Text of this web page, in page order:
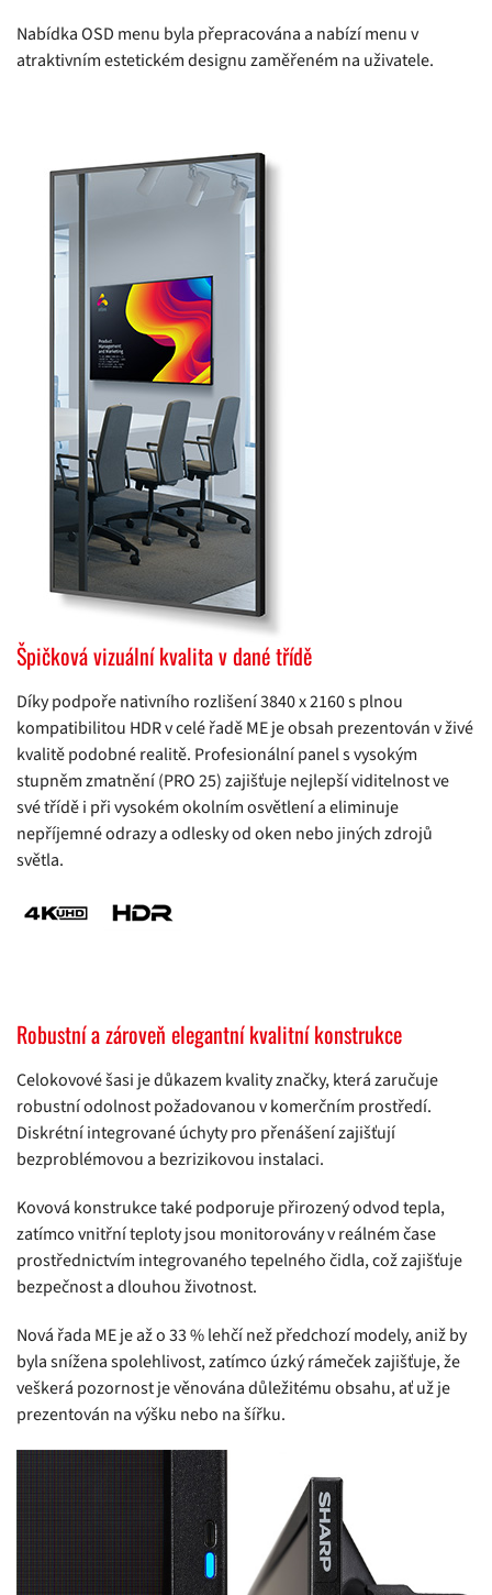
Nabídka OSD menu byla přepracována a nabízí menu v
atraktivním estetickém designu zaměřeném na uživatele.
Špičková vizuální kvalita v dané třídě
Díky podpoře nativního rozlišení 3840 x 2160 s plnou
kompatibilitou HDR v celé řadě ME je obsah prezentován v živé
kvalitě podobné realitě. Profesionální panel s vysokým
stupněm zmatnění (PRO 25) zajišťuje nejlepší viditelnost ve
své třídě i při vysokém okolním osvětlení a eliminuje
nepříjemné odrazy a odlesky od oken nebo jiných zdrojů
světla.
Robustní a zároveň elegantní kvalitní konstrukce
Celokovové šasi je důkazem kvality značky, která zaručuje
robustní odolnost požadovanou v komerčním prostředí.
Diskrétní integrované úchyty pro přenášení zajišťují
bezproblémovou a bezrizikovou instalaci.
Kovová konstrukce také podporuje přirozený odvod tepla,
zatímco vnitřní teploty jsou monitorovány v reálném čase
prostřednictvím integrovaného tepelného čidla, což zajišťuje
bezpečnost a dlouhou životnost.
Nová řada ME je až o 33 % lehčí než předchozí modely, aniž by
byla snížena spolehlivost, zatímco úzký rámeček zajišťuje, že
veškerá pozornost je věnována důležitému obsahu, ať už je
prezentován na výšku nebo na šířku.